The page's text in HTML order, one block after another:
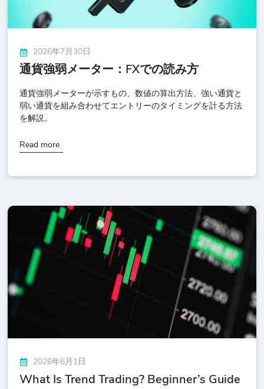
2026年7月30日
通貨強弱メーター：FXでの読み方
通貨強弱メーターが示すもの、数値の算出方法、強い通貨と
弱い通貨を組み合わせてエントリーのタイミングを計る方法
を解説。
Read more
2026年6月1日
What Is Trend Trading? Beginner’s Guide